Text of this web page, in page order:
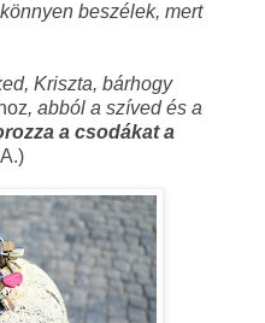
beszélek, mert
Kriszta, bárhogy
, abból a szíved és a
a csodákat a